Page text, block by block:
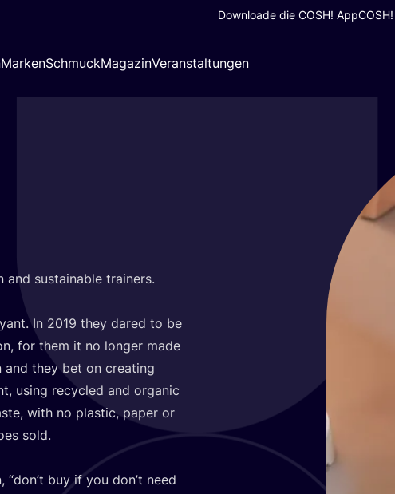
Downloade die COSH! App
MarkenSchmuckMagazinVeranstaltungen
and sus­tainable trai­ners.
In 2019 they dared to be
for them it no lon­ger made
and they bet on crea­ting
using recy­cled and orga­nic
with no pla­s­tic, paper or
sold.
“don’t buy if you don’t need